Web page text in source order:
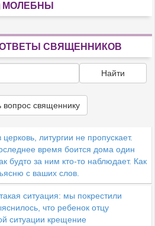
МОЛЕБНЫ
СВЯЩЕННИКОВ
Найти
вопрос священнику
литургии не пропускает.
время боится дома один
будто за ним кто-то наблюдает. Как
с ваших слов.
ситуация: мы покрестили
что ребенок отцу
ситуации крещение